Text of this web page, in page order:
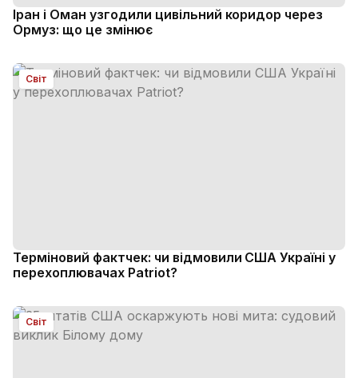
Іран і Оман узгодили цивільний коридор через
Ормуз: що це змінює
Світ
Терміновий фактчек: чи відмовили США Україні у
перехоплювачах Patriot?
Світ